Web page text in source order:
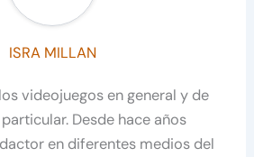
ISRA MILLAN
videojuegos en general y de
particular. Desde hace años
en diferentes medios del